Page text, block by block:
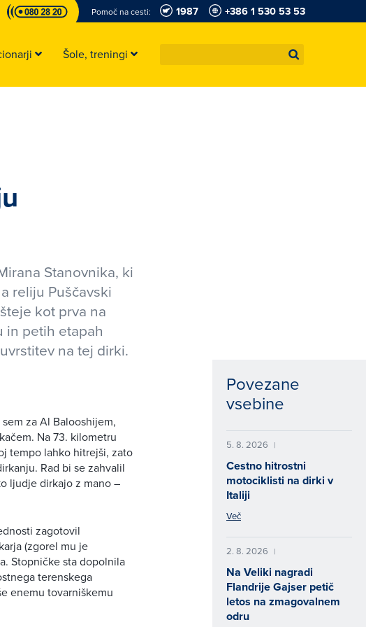
Pomoč na cesti: 1987 +386 1 530 53 53
Šole, treningi
Stanovnika, ki
reliju Puščavski
kot prva na
in petih etapah
na tej dirki.
za Al Balooshijem,
Na 73. kilometru
tempo lahko hitrejši, zato
Rad bi se zahvalil
ljudje dirkajo z mano –
zagotovil
(zgorel mu je
Stopničke sta dopolnila
terenskega
enemu tovarniškemu
Povezane
vsebine
5. 8. 2026 |
Cestno hitrostni
motociklisti na dirki v
Italiji
Več
2. 8. 2026 |
Na Veliki nagradi
Flandrije Gajser petič
letos na zmagovalnem
odru